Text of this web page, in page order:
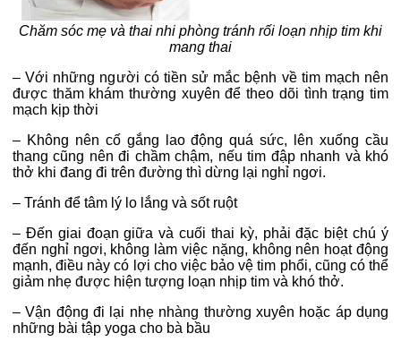
Chăm sóc mẹ và thai nhi phòng tránh rối loạn nhịp tim khi
mang thai
– Với những người có tiền sử mắc bệnh về tim mạch nên
được thăm khám thường xuyên để theo dõi tình trạng tim
mạch kịp thời
– Không nên cố gắng lao động quá sức, lên xuống cầu
thang cũng nên đi chầm chậm, nếu tim đập nhanh và khó
thở khi đang đi trên đường thì dừng lại nghỉ ngơi.
– Tránh để tâm lý lo lắng và sốt ruột
– Đến giai đoạn giữa và cuối thai kỳ, phải đặc biệt chú ý
đến nghỉ ngơi, không làm việc nặng, không nên hoạt động
mạnh, điều này có lợi cho việc bảo vệ tim phổi, cũng có thể
giảm nhẹ được hiện tượng loạn nhịp tim và khó thở.
–Vận động đi lại nhẹ nhàng thường xuyên hoặc áp dụng
những bài tập yoga cho bà bầu